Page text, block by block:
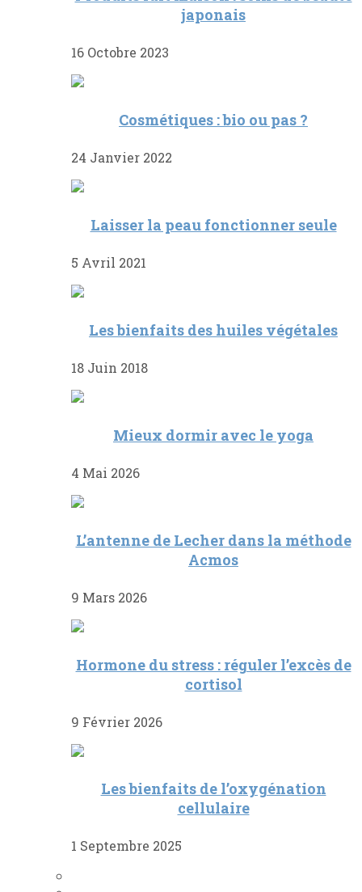
japonais
16 Octobre 2023
Cosmétiques : bio ou pas ?
24 Janvier 2022
Laisser la peau fonctionner seule
5 Avril 2021
Les bienfaits des huiles végétales
18 Juin 2018
Mieux dormir avec le yoga
4 Mai 2026
L’antenne de Lecher dans la méthode
Acmos
9 Mars 2026
Hormone du stress : réguler l’excès de
cortisol
9 Février 2026
Les bienfaits de l’oxygénation
cellulaire
1 Septembre 2025